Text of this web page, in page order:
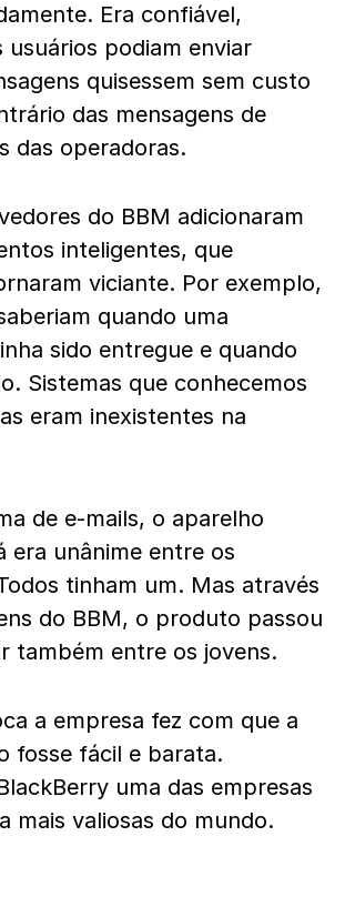
Era confiável,
usuários podiam enviar
quisessem sem custo
das mensagens de
das operadoras.
do BBM adicionaram
inteligentes, que
viciante. Por exemplo,
quando uma
sido entregue e quando
Sistemas que conhecemos
eram inexistentes na
de e-mails, o aparelho
era unânime entre os
tinham um. Mas através
do BBM, o produto passou
também entre os jovens.
a empresa fez com que a
fosse fácil e barata.
uma das empresas
mais valiosas do mundo.